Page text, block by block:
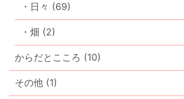
・日々 (69)
・畑 (2)
からだとこころ (10)
その他 (1)